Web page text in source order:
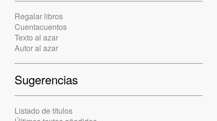
Regalar libros
Cuentacuentos
Texto al azar
Autor al azar
Sugerencias
Listado de títulos